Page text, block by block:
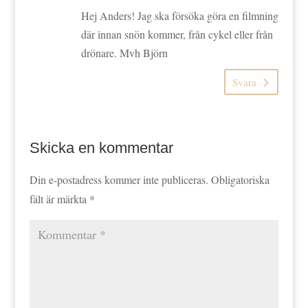
Hej Anders! Jag ska försöka göra en filmning
där innan snön kommer, från cykel eller från
drönare. Mvh Björn
Svara
Skicka en kommentar
Din e-postadress kommer inte publiceras. Obligatoriska
fält är märkta *